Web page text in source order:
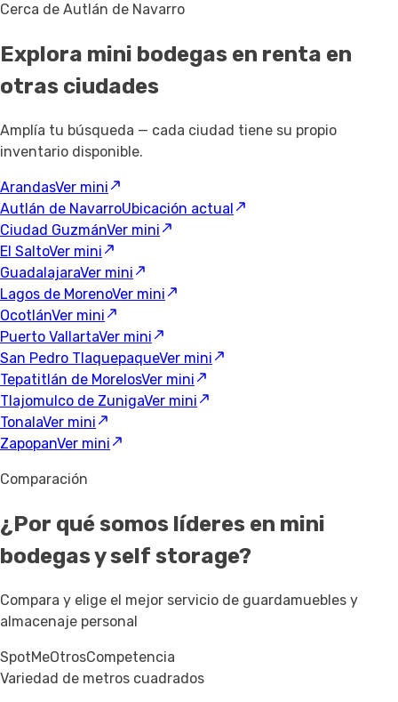
Cerca de Autlán de Navarro
Explora mini bodegas en renta en
otras ciudades
Amplía tu búsqueda — cada ciudad tiene su propio
inventario disponible.
ArandasVer mini
Autlán de NavarroUbicación actual
Ciudad GuzmánVer mini
El SaltoVer mini
GuadalajaraVer mini
Lagos de MorenoVer mini
OcotlánVer mini
Puerto VallartaVer mini
San Pedro TlaquepaqueVer mini
Tepatitlán de MorelosVer mini
Tlajomulco de ZunigaVer mini
TonalaVer mini
ZapopanVer mini
Comparación
¿Por qué somos líderes en mini
bodegas y self storage?
Compara y elige el mejor servicio de guardamuebles y
almacenaje personal
SpotMeOtrosCompetencia
Variedad de metros cuadrados